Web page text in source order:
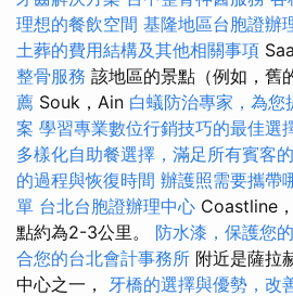
理想的餐飲空間 基隆地區台胞證辦
土葬的費用結構及其他相關事項
整骨服務 該地區的景點（例如，舊
薦 Souk，Ain 白蟻防治專家，為
案 學習專業數位行銷技巧的最佳選
多樣化自助餐選擇，滿足所有賓客
的過程與恢復時間 辦護照需要攜帶
單 台北台胞證辦理中心 Coastline
點約為2-3公里。 防水漆，保護您
合您的台北會計事務所 附近是薩拉
中心之一， 牙橋的選擇與優勢，改